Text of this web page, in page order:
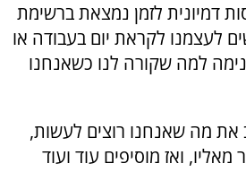
דמיונית לזמן נמצאת ברשימת
לעצמנו לקראת יום בעבודה או
למה שקורה לנו כשאנחנו
את מה שאנחנו רוצים לעשות,
ואז מוסיפים עוד ועוד